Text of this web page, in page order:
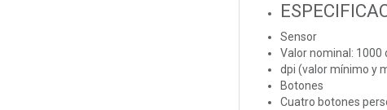
Sensor
Valor nominal: 1000
dpi (valor mínimo y
Botones
Cuatro botones